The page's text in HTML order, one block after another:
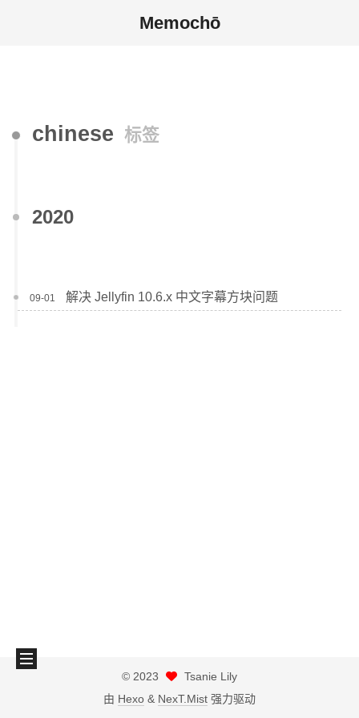
Memochō
chinese 标签
2020
09-01 解决 Jellyfin 10.6.x 中文字幕方块问题
© 2023
Tsanie Lily
由 Hexo & NexT.Mist 强力驱动